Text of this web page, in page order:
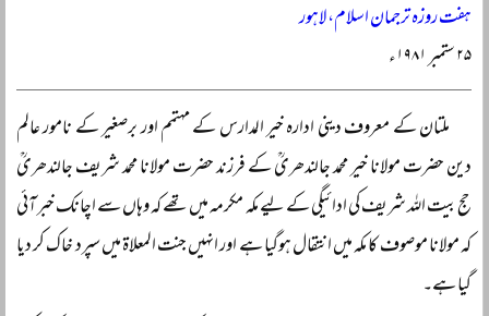
ہفت روزہ ترجمان اسلام، لاہور
۲۵ ستمبر ۱۹۸۱ء
ملتان کے معروف دینی ادارہ خیر المدارس کے مہتمم اور برصغیر کے نامور عالم
دین حضرت مولانا خیر محمد جالندھریؒ کے فرزند حضرت مولانا محمد شریف جالندھریؒ
حج بیت اللہ شریف کی ادائیگی کے لیے مکہ مکرمہ میں تھے کہ وہاں سے اچانک خبر آئی
کہ مولانا موصوف کا مکہ میں انتقال ہوگیا ہے اور انہیں جنت المعلاۃ میں سپرد خاک کر دیا
گیا ہے۔